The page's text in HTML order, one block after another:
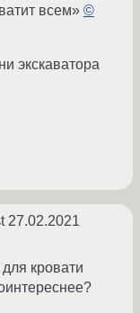
всем» ©
экскаватора
27.02.2021
кровати